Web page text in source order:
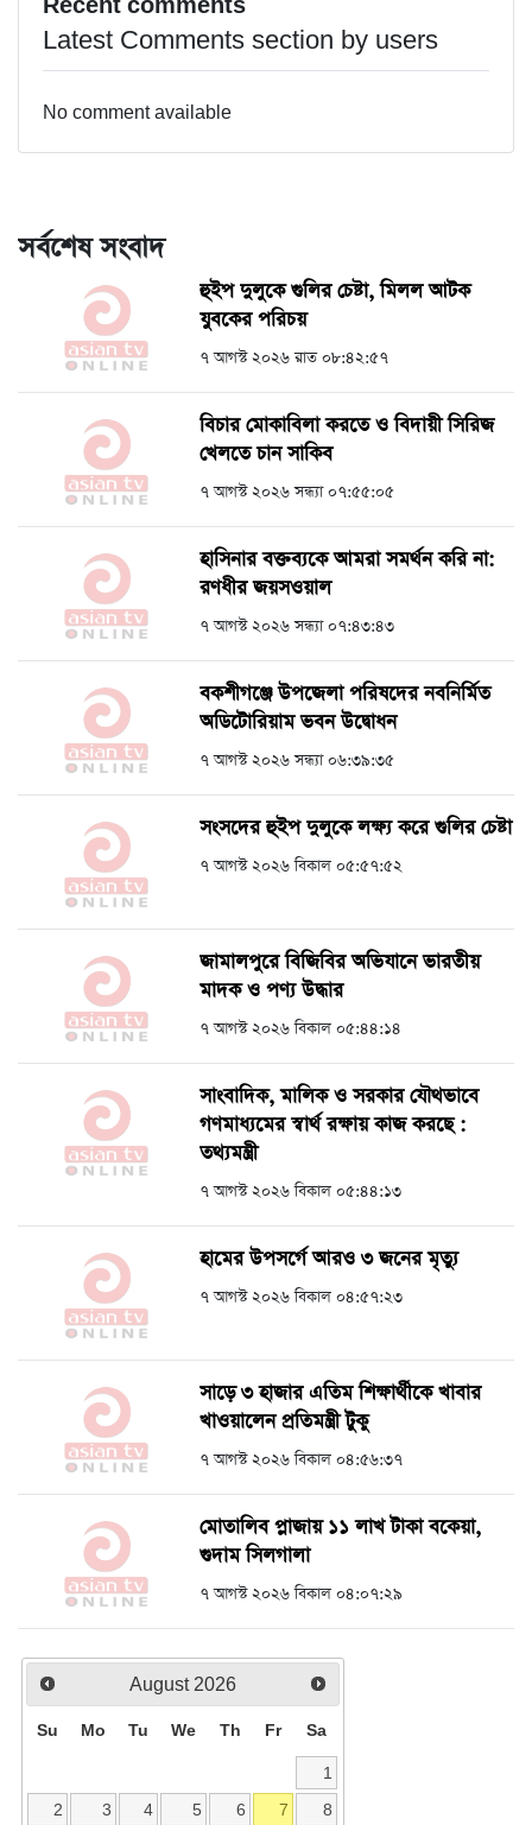
Recent comments
Latest Comments section by users
No comment available
সর্বশেষ সংবাদ
হুইপ দুলুকে গুলির চেষ্টা, ‍মিলল আটক
যুবকের পরিচয়
৭ আগস্ট ২০২৬ রাত ০৮:৪২:৫৭
বিচার মোকাবিলা করতে ও বিদায়ী সিরিজ
খেলতে চান সাকিব
৭ আগস্ট ২০২৬ সন্ধ্যা ০৭:৫৫:০৫
হাসিনার বক্তব্যকে আমরা সমর্থন করি না:
রণধীর জয়সওয়াল
৭ আগস্ট ২০২৬ সন্ধ্যা ০৭:৪৩:৪৩
বকশীগঞ্জে উপজেলা পরিষদের নবনির্মিত
অডিটোরিয়াম ভবন উদ্বোধন
৭ আগস্ট ২০২৬ সন্ধ্যা ০৬:৩৯:৩৫
সংসদের হুইপ দুলুকে লক্ষ্য করে গুলির চেষ্টা
৭ আগস্ট ২০২৬ বিকাল ০৫:৫৭:৫২
জামালপুরে বিজিবির অভিযানে ভারতীয়
মাদক ও পণ্য উদ্ধার
৭ আগস্ট ২০২৬ বিকাল ০৫:৪৪:১৪
সাংবাদিক, মালিক ও সরকার যৌথভাবে
গণমাধ্যমের স্বার্থ রক্ষায় কাজ করছে :
তথ্যমন্ত্রী
৭ আগস্ট ২০২৬ বিকাল ০৫:৪৪:১৩
হামের উপসর্গে আরও ৩ জনের মৃত্যু
৭ আগস্ট ২০২৬ বিকাল ০৪:৫৭:২৩
সাড়ে ৩ হাজার এতিম শিক্ষার্থীকে খাবার
খাওয়ালেন প্রতিমন্ত্রী টুকু
৭ আগস্ট ২০২৬ বিকাল ০৪:৫৬:৩৭
মোতালিব প্লাজায় ১১ লাখ টাকা বকেয়া,
গুদাম সিলগালা
৭ আগস্ট ২০২৬ বিকাল ০৪:০৭:২৯
August 2026
Su Mo Tu We Th Fr Sa
1
2
3 4 5 6 7
8